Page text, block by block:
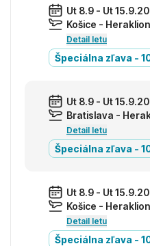
Ut 8.9 - Ut
Košice - Heraklion
Detail letu
Špeciálna zľava -
Ut 8.9 - Ut
Bratislava -
Detail letu
Špeciálna zľava -
Ut 8.9 - Ut
Košice - Heraklion
Detail letu
Špeciálna zľava -